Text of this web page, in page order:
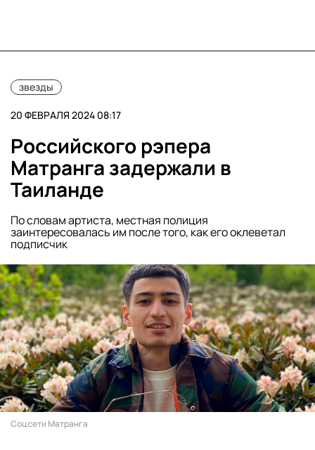
звезды
20 ФЕВРАЛЯ 2024 08:17
Российского рэпера
Матранга задержали в
Таиланде
По словам артиста, местная полиция
заинтересовалась им после того, как его оклеветал
подписчик
Соцсети Матранга